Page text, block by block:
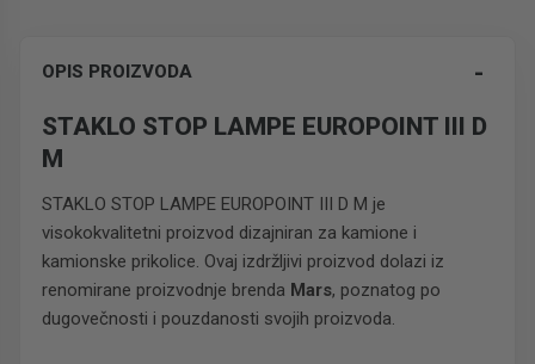
OPIS PROIZVODA
STAKLO STOP LAMPE EUROPOINT III D
M
STAKLO STOP LAMPE EUROPOINT III D M je
visokokvalitetni proizvod dizajniran za kamione i
kamionske prikolice. Ovaj izdržljivi proizvod dolazi iz
renomirane proizvodnje brenda Mars, poznatog po
dugovečnosti i pouzdanosti svojih proizvoda.
-